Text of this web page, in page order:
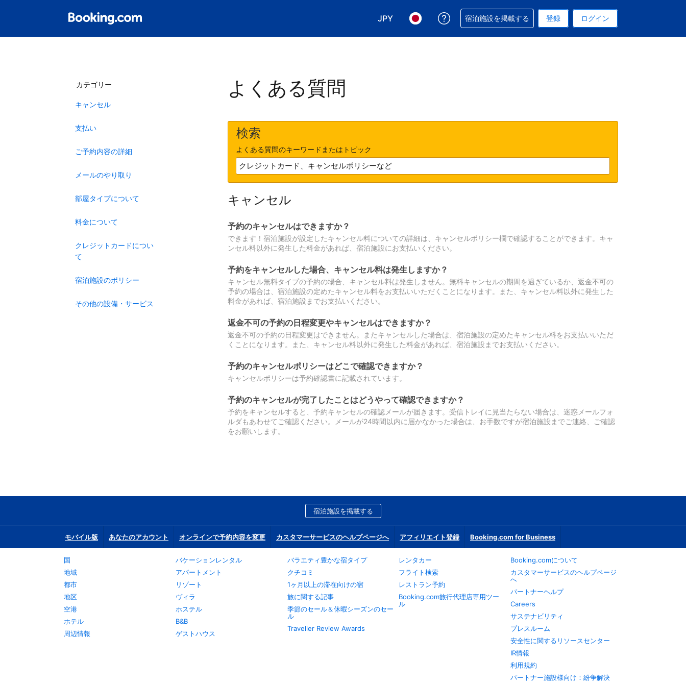
JPY
表示通貨を選択. 現在選択中の表示通貨は円です
言語を選択. 現在選択中の言語は日本語です
予約に関するサポートを受けられます
宿泊施設を掲載する 登録 ログイン
カテゴリー
キャンセル
支払い
ご予約内容の詳細
メールのやり取り
部屋タイプについて
料金について
クレジットカードについ
て
宿泊施設のポリシー
その他の設備・サービス
よくある質問
検索
よくある質問のキーワードまたはトピック
キャンセル
予約のキャンセルはできますか？
できます！宿泊施設が設定したキャンセル料についての詳細は、キャンセルポリシー欄で確認することができます。キャ
ンセル料以外に発生した料金があれば、宿泊施設にお支払いください。
予約をキャンセルした場合、キャンセル料は発生しますか？
キャンセル無料タイプの予約の場合、キャンセル料は発生しません。無料キャンセルの期間を過ぎているか、返金不可の
予約の場合は、宿泊施設の定めたキャンセル料をお支払いいただくことになります。また、キャンセル料以外に発生した
料金があれば、宿泊施設までお支払いください。
返金不可の予約の日程変更やキャンセルはできますか？
返金不可の予約の日程変更はできません。またキャンセルした場合は、宿泊施設の定めたキャンセル料をお支払いいただ
くことになります。また、キャンセル料以外に発生した料金があれば、宿泊施設までお支払いください。
予約のキャンセルポリシーはどこで確認できますか？
キャンセルポリシーは予約確認書に記載されています。
予約のキャンセルが完了したことはどうやって確認できますか？
予約をキャンセルすると、予約キャンセルの確認メールが届きます。受信トレイに見当たらない場合は、迷惑メールフォ
ルダもあわせてご確認ください。メールが24時間以内に届かなかった場合は、お手数ですが宿泊施設までご連絡、ご確認
をお願いします。
宿泊施設を掲載する
モバイル版 あなたのアカウント オンラインで予約内容を変更 カスタマーサービスのヘルプページへ アフィリエイト登録 Booking.com for Business
国
地域
都市
地区
空港
ホテル
周辺情報
バケーションレンタル
アパートメント
リゾート
ヴィラ
ホステル
B&B
ゲストハウス
バラエティ豊かな宿タイプ
クチコミ
1ヶ月以上の滞在向けの宿
旅に関する記事
季節のセール＆休暇シーズンのセー
ル
Traveller Review Awards
レンタカー
フライト検索
レストラン予約
Booking.com旅行代理店専用ツー
ル
Booking.comについて
カスタマーサービスのヘルプページ
へ
パートナーヘルプ
Careers
サステナビリティ
プレスルーム
安全性に関するリソースセンター
IR情報
利用規約
パートナー施設様向け：紛争解決